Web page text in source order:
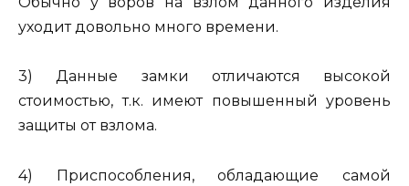
уходит довольно много времени.
3) Данные замки отличаются высокой
стоимостью, т.к. имеют повышенный уровень
защиты от взлома.
4) Приспособления, обладающие самой